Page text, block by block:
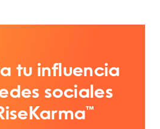
tu influencia
sociales